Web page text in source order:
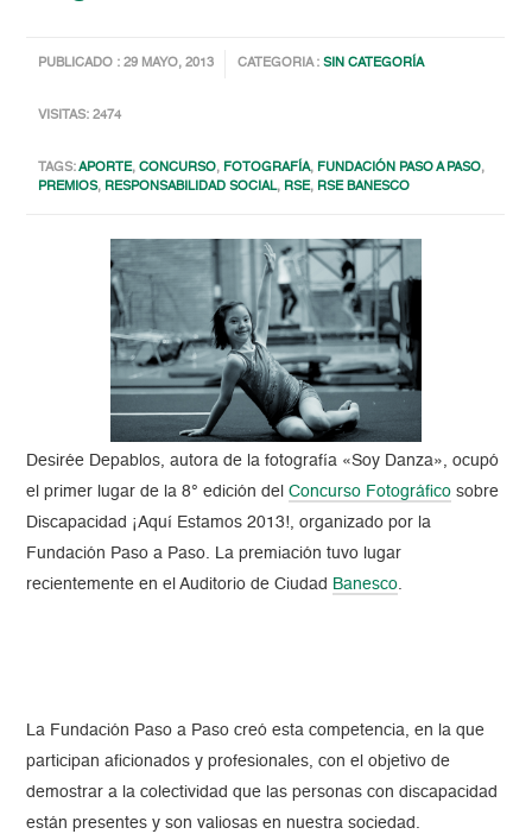
PUBLICADO : 29 MAYO, 2013 CATEGORIA :SIN CATEGORÍA
VISITAS: 2474
TAGS:APORTE,CONCURSO, FOTOGRAFÍA, FUNDACIÓN PASO A PASO,
PREMIOS, RESPONSABILIDAD SOCIAL, RSE, RSE BANESCO
Desirée Depablos, autora de la fotografía «Soy Danza», ocupó
el primer lugar de la 8° edición delConcurso Fotográfico sobre
Discapacidad ¡Aquí Estamos 2013!, organizado por la
Fundación Paso a Paso. La premiación tuvo lugar
recientemente en el Auditorio de Ciudad Banesco.
La Fundación Paso a Paso creó esta competencia, en la que
participan aficionados y profesionales, con el objetivo de
demostrar a la colectividad que las personas con discapacidad
están presentes y son valiosas en nuestra sociedad.